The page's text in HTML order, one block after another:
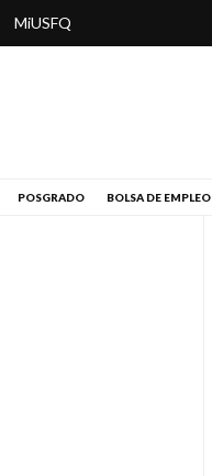
MiUSFQ
POSGRADO BOLSA DE EMPLEO